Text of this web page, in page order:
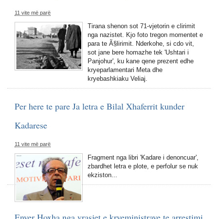
11 vite më parë
Tirana shenon sot 71-vjetorin e clirimit
nga nazistet. Kjo foto tregon momentet e
para te Ã§lirimit. Nderkohe, si cdo vit,
sot jane bere homazhe tek 'Ushtari i
Panjohur', ku kane qene prezent edhe
kryeparlamentari Meta dhe
kryebashkiaku Veliaj.
Per here te pare Ja letra e Bilal Xhaferrit kunder
Kadarese
11 vite më parë
Fragment nga libri 'Kadare i denoncuar',
zbardhet letra e plote, e perfolur se nuk
ekziston...